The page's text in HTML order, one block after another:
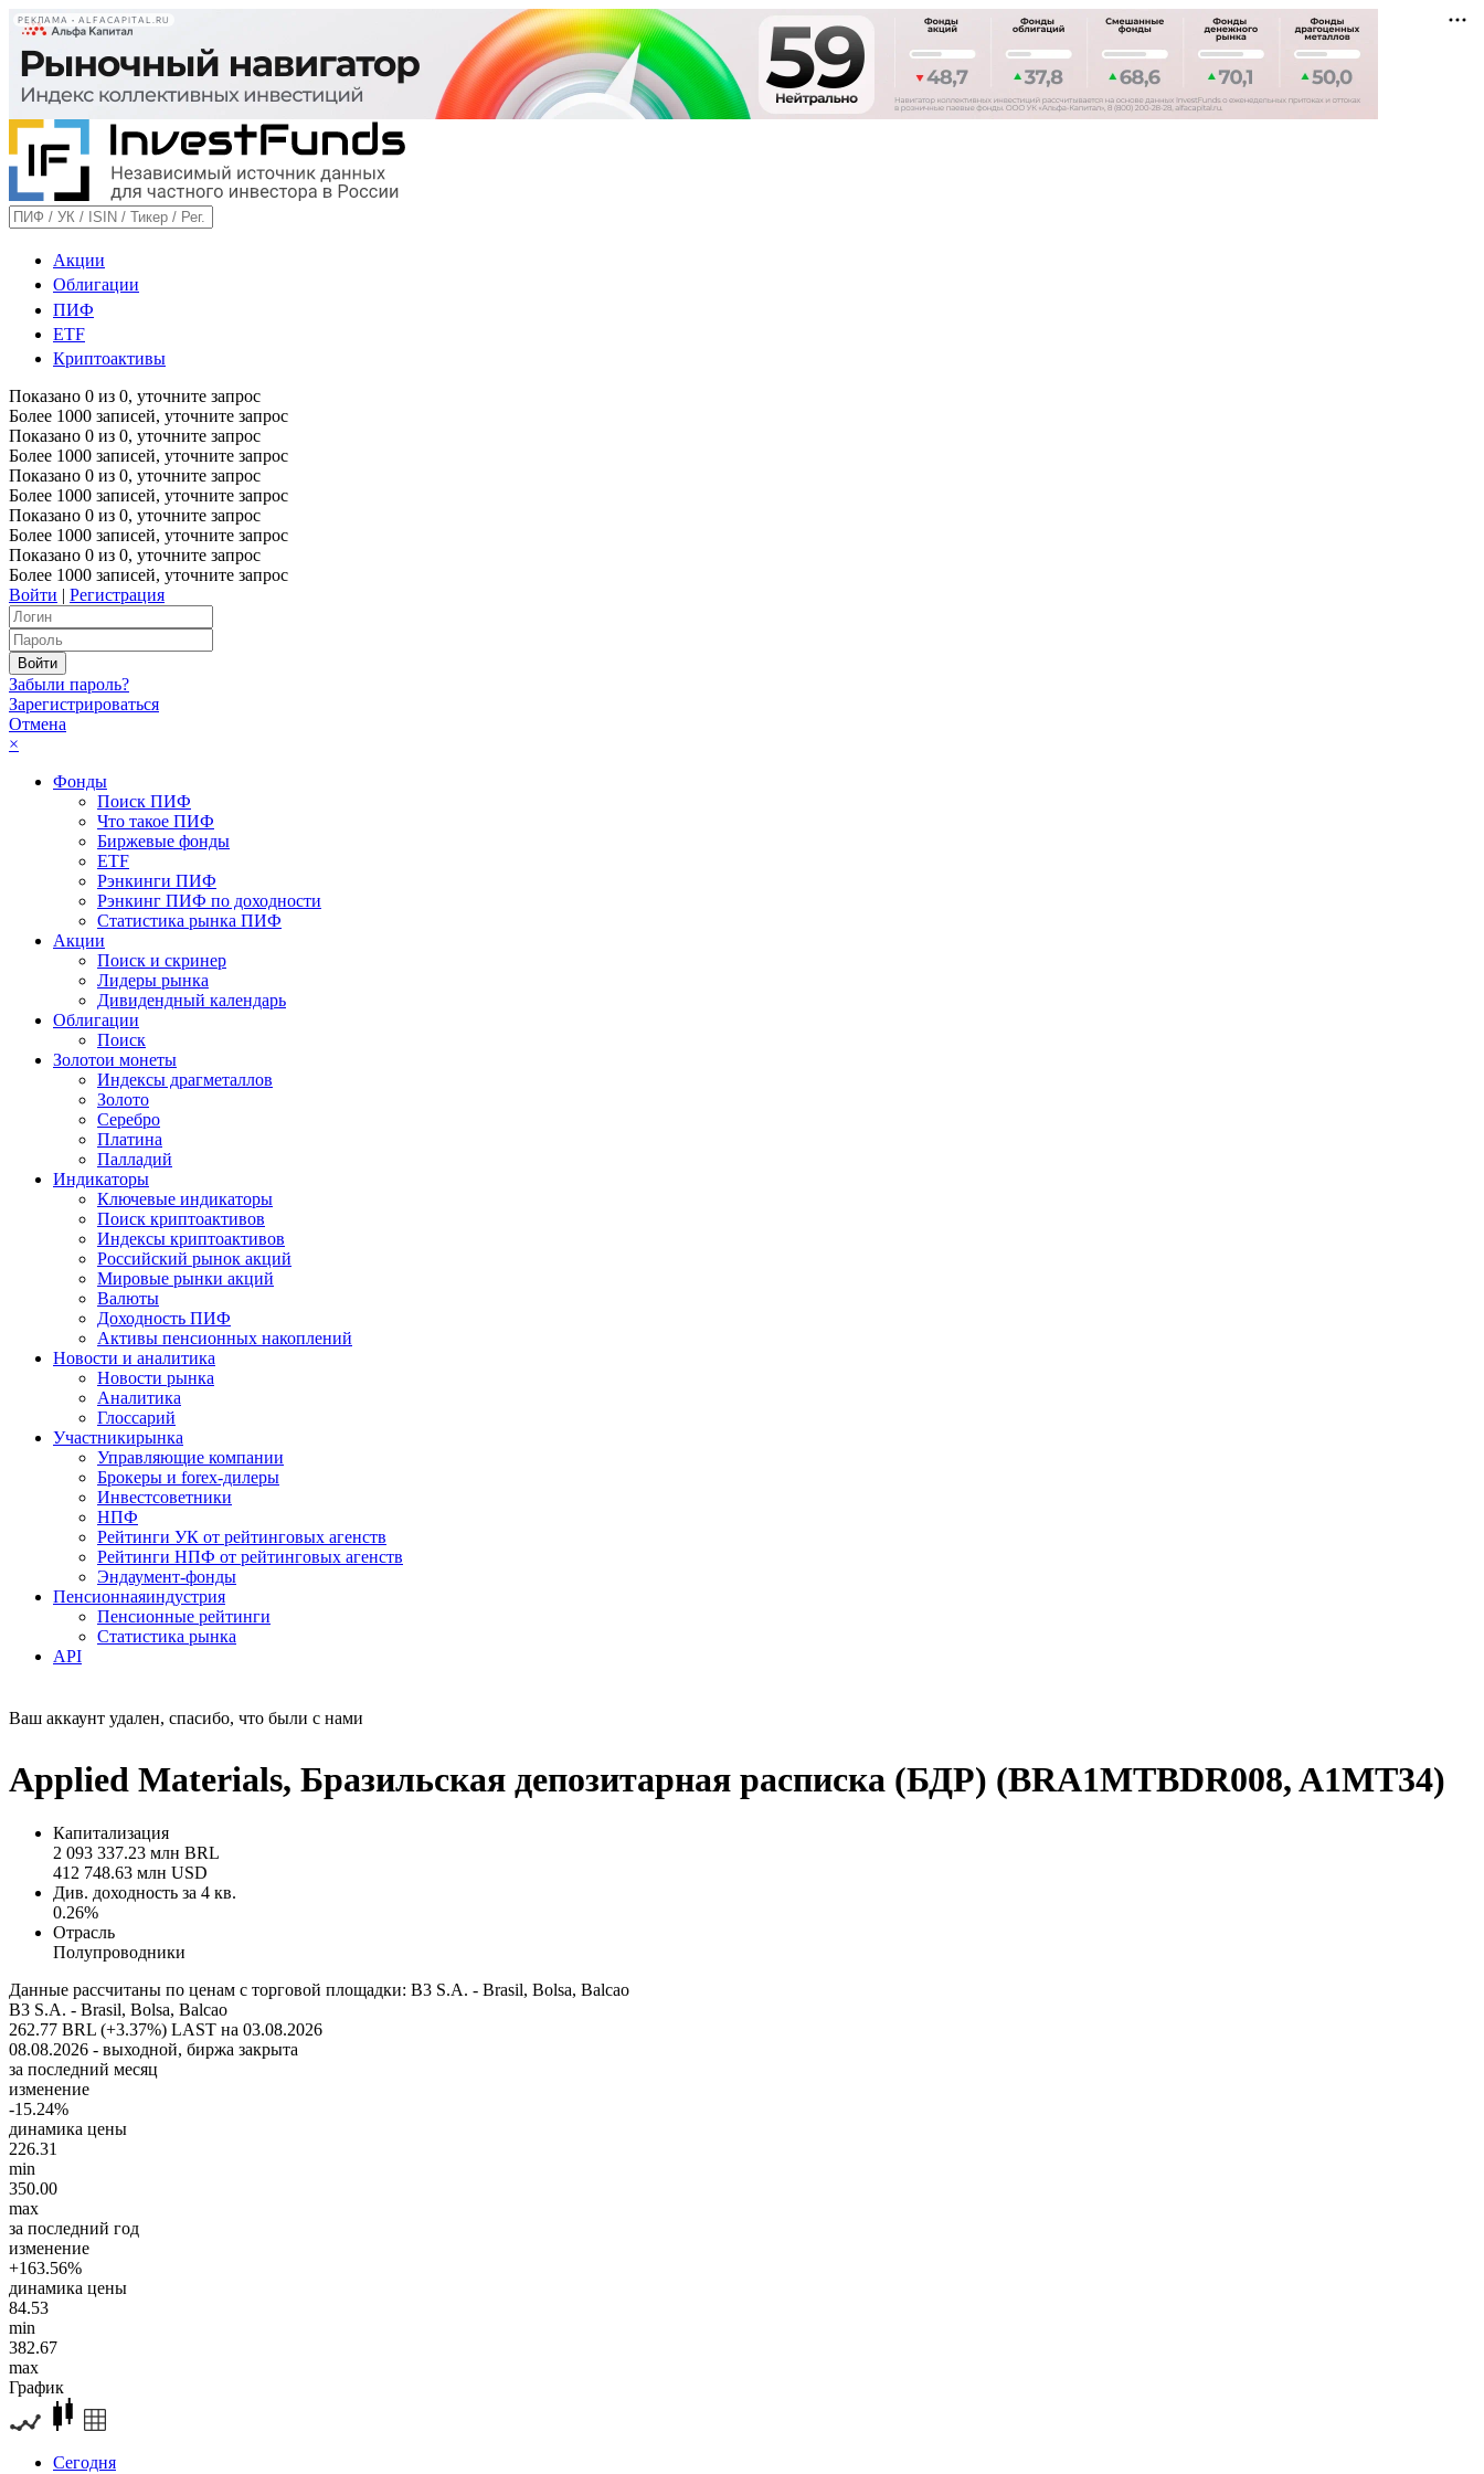
РЕКЛАМА • ALFACAPITAL.RU
Акции
Облигации
ПИФ
ETF
Криптоактивы
Показано 0 из 0, уточните запрос
Более 1000 записей, уточните запрос
Показано 0 из 0, уточните запрос
Более 1000 записей, уточните запрос
Показано 0 из 0, уточните запрос
Более 1000 записей, уточните запрос
Показано 0 из 0, уточните запрос
Более 1000 записей, уточните запрос
Показано 0 из 0, уточните запрос
Более 1000 записей, уточните запрос
Войти | Регистрация
Забыли пароль?
Зарегистрироваться
Отмена
×
Фонды
Поиск ПИФ
Что такое ПИФ
Биржевые фонды
ETF
Рэнкинги ПИФ
Рэнкинг ПИФ по доходности
Статистика рынка ПИФ
Акции
Поиск и скринер
Лидеры рынка
Дивидендный календарь
Облигации
Поиск
Золотои монеты
Индексы драгметаллов
Золото
Серебро
Платина
Палладий
Индикаторы
Ключевые индикаторы
Поиск криптоактивов
Индексы криптоактивов
Российский рынок акций
Мировые рынки акций
Валюты
Доходность ПИФ
Активы пенсионных накоплений
Новости и аналитика
Новости рынка
Аналитика
Глоссарий
Участникирынка
Управляющие компании
Брокеры и forex-дилеры
Инвестсоветники
НПФ
Рейтинги УК от рейтинговых агенств
Рейтинги НПФ от рейтинговых агенств
Эндаумент-фонды
Пенсионнаяиндустрия
Пенсионные рейтинги
Статистика рынка
API
Ваш аккаунт удален, спасибо, что были с нами
Applied Materials, Бразильская депозитарная расписка (БДР) (BRA1MTBDR008, A1MT34)
Капитализация
2 093 337.23 млн BRL
412 748.63 млн USD
Див. доходность за 4 кв.
0.26%
Отрасль
Полупроводники
Данные рассчитаны по ценам с торговой площадки: B3 S.A. - Brasil, Bolsa, Balcao
B3 S.A. - Brasil, Bolsa, Balcao
262.77 BRL (+3.37%) LAST на 03.08.2026
08.08.2026 - выходной, биржа закрыта
за последний месяц
изменение
-15.24%
динамика цены
226.31
min
350.00
max
за последний год
изменение
+163.56%
динамика цены
84.53
min
382.67
max
График
Сегодня